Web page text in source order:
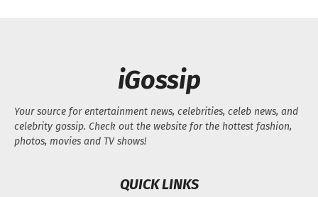
iGossip
Your source for entertainment news, celebrities, celeb news, and
celebrity gossip. Check out the website for the hottest fashion,
photos, movies and TV shows!
QUICK LINKS